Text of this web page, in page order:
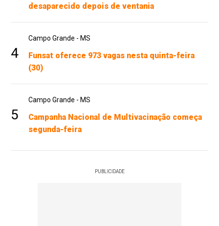
desaparecido depois de ventania
4
Campo Grande - MS
Funsat oferece 973 vagas nesta quinta-feira
(30)
5
Campo Grande - MS
Campanha Nacional de Multivacinação começa
segunda-feira
PUBLICIDADE